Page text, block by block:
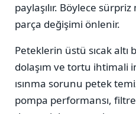
paylaşılır. Böylece
parça değişimi önlenir.
Peteklerin üstü sıcak
dolaşım ve tortu ihtimali
ısınma sorunu petek
pompa performansı,